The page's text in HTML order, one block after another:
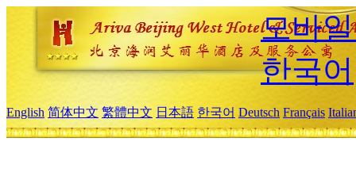
모바
한국어
English 简体中文 繁體中文 日本語 한국어 Deutsch Français